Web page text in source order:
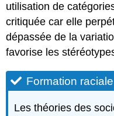
utilisation de
critiquée car elle
dépassée de la
favorise les
Formation raciale
Les théories des